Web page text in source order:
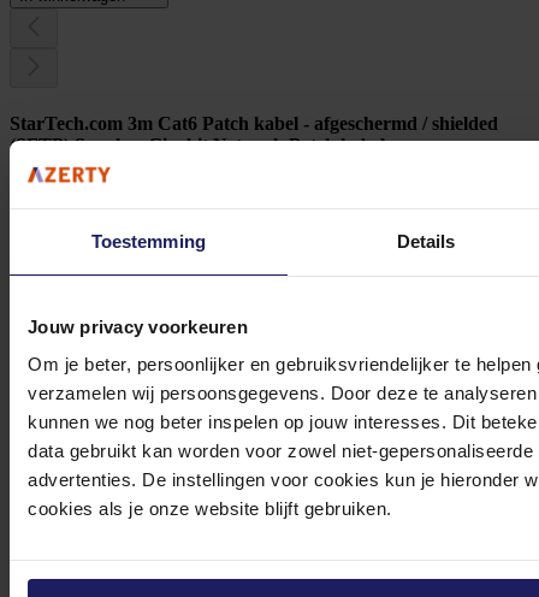
Toestemming Details
Jouw privacy voorkeuren
Om je beter, persoonlijker en gebruiksvriendelijker te
verzamelen wij persoonsgegevens. Door deze te
kunnen we nog beter inspelen op jouw interesses. Dit
data gebruikt kan worden voor zowel niet-
advertenties. De instellingen voor cookies kun je hieronder
cookies als je onze website blijft gebruiken.
StarTech.com 3m Cat6 Patch kabel - afgeschermd / shielded
(SFTP) Snagless Gigabit Netwerk Patch kabel
m - SFTP - CAT 6 - gevormd, zonder haken - zwart
Incl. 21% BTW
Stel jouw vragen aan onze klantenservice!
Heb je vragen over onze producten, diensten of service? Onze deskundige
medewerker
s staan klaar om jouw vragen te beantwoorden en verwijzen je
tot 17.00 uur en op zaterdag van 10.00 tot 15.00 uur.